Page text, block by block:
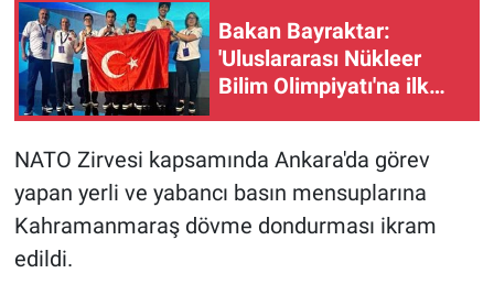
Bakan Bayraktar:
'Uluslararası Nükleer
Bilim Olimpiyatı'na ilk
ile uluslararası arenaya
güçlü bir giriş yaptı'
NATO Zirvesi kapsamında Ankara'da görev
yapan yerli ve yabancı basın mensuplarına
Kahramanmaraş dövme dondurması ikram
edildi.